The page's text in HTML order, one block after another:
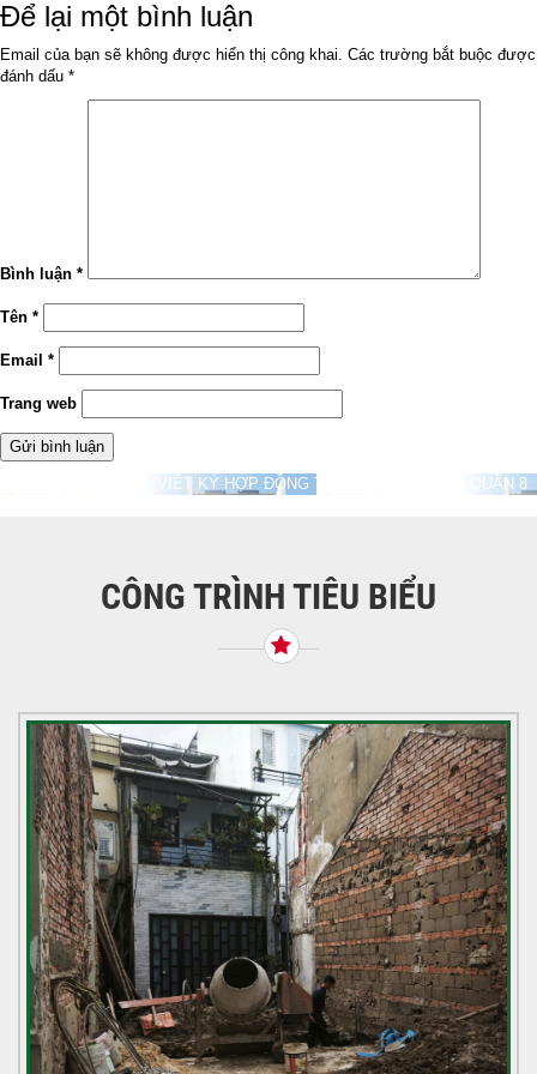
ngày
đầy
đủ
Để lại một bình luận
Email của bạn sẽ không được hiển thị công khai. Các trường bắt buộc được
đánh dấu *
Bình luận *
Tên *
Email *
Trang web
SAO VIỆT KÝ HỢP ĐỒNG THI CÔNG NHÀ PHỐ QUẬN 8
CÔNG TRÌNH TIÊU BIỂU